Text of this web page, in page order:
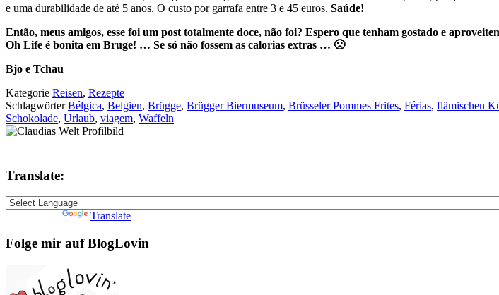
e uma durabilidade de até 5 anos. O custo por garrafa entre 3 e 45 euros. Saúde!
Então, meus amigos, esse foi um post totalmente doce, não foi? Espero que tenham gostado e
Oh Life é bonita em Bruge! … Se só não fossem as calorias extras … 🙁
Bjo e Tchau
Kategorie Reisen, Rezepte
SchlagwörterBélgica, Belgien, Brügge, Brügger Biermuseum, Brüsseler Pommes Frites, Férias, flämischen
Schokolade, Urlaub, viagem, Waffeln
Translate:
Translate
Folge mir auf BlogLovin